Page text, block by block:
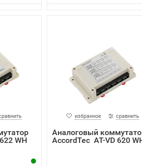
WH
избранное сравнить
Аналоговый
AccordTec AT-VD 620